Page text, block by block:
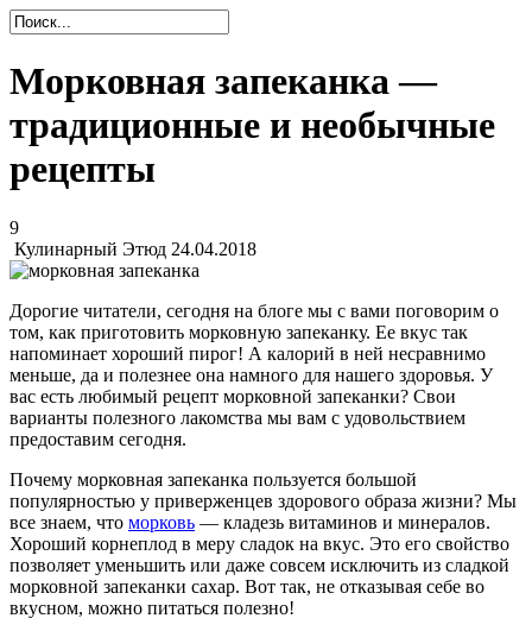
Морковная запеканка —
традиционные и необычные
рецепты
9
Кулинарный Этюд 24.04.2018
Дорогие читатели, сегодня на блоге мы с вами поговорим о
том, как приготовить морковную запеканку. Ее вкус так
напоминает хороший пирог! А калорий в ней несравнимо
меньше, да и полезнее она намного для нашего здоровья. У
вас есть любимый рецепт морковной запеканки? Свои
варианты полезного лакомства мы вам с удовольствием
предоставим сегодня.
Почему морковная запеканка пользуется большой
популярностью у приверженцев здорового образа жизни? Мы
все знаем, что морковь — кладезь витаминов и минералов.
Хороший корнеплод в меру сладок на вкус. Это его свойство
позволяет уменьшить или даже совсем исключить из сладкой
морковной запеканки сахар. Вот так, не отказывая себе во
вкусном, можно питаться полезно!